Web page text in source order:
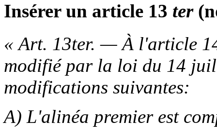
Insérer un article 13 ter
« Art. 13ter. — À l'article
modifié par la loi du 14
modifications suivantes:
A) L'alinéa premier est